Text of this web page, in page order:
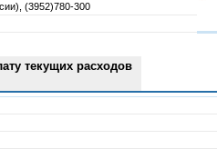
(3952)780-300
текущих расходов